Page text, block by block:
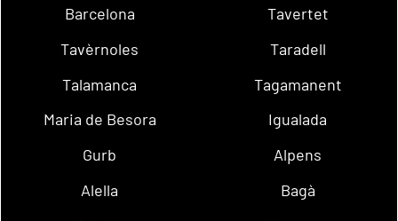
Barcelona
Tavertet
Tavèrnoles
Taradell
Talamanca
Tagamanent
Maria de Besora
Igualada
Gurb
Alpens
Alella
Bagà